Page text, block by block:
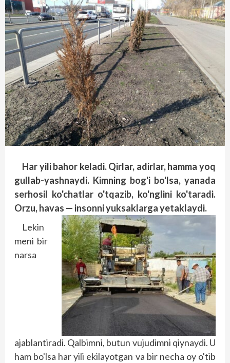
Har yili bahor keladi. Qirlar, adirlar, hamma yoq
gullab-yashnaydi. Kimning bog'i bo'lsa, yanada
serhosil ko'chatlar o'tqazib, ko'nglini ko'taradi.
Orzu, havas — insonni yuksaklarga yetaklaydi.
Lekin
meni bir
narsa
ajablantiradi. Qalbimni, butun vujudimni qiynaydi. U
ham bo'lsa har yili ekilayotgan va bir necha oy o'tib